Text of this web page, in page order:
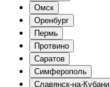
Омск
Оренбург
Пермь
Протвино
Саратов
Симферополь
Славянск-на-Кубани